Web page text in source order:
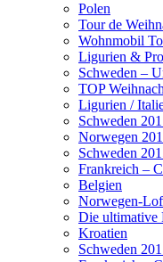
Polen
Tour de
Wohnmobil
Ligurien &
Schweden –
TOP
Ligurien /
Schweden
Norwegen
Schweden
Frankreich –
Belgien
Norwegen-
Die ultimative
Kroatien
Schweden